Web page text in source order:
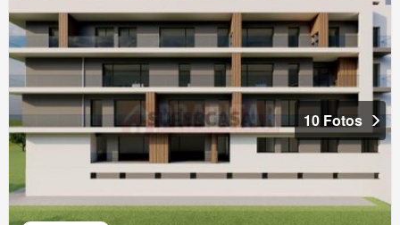
10 Fotos